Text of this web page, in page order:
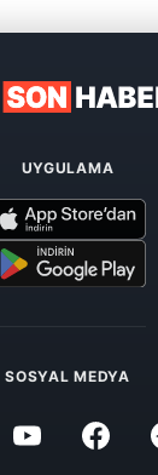
UYGULAMA
SOSYAL MEDYA